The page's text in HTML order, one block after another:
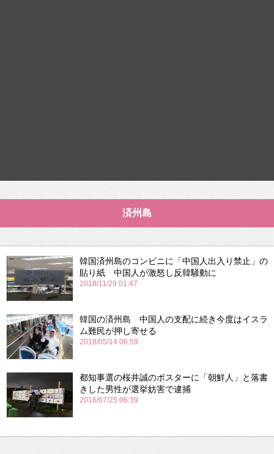
済州島
韓国済州島のコンビニに「中国人出入り禁止」の
貼り紙 中国人が激怒し反韓騒動に
2018/11/29 01:47
韓国の済州島 中国人の支配に続き今度はイスラ
ム難民が押し寄せる
2018/05/14 06:59
都知事選の桜井誠のポスターに「朝鮮人」と落書
きした男性が選挙妨害で逮捕
2016/07/25 06:39